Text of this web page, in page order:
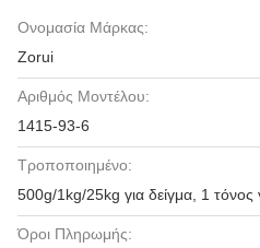
Ονομασία Μάρκας:
Zorui
Αριθμός Μοντέλου:
1415-93-6
Τροποποιημένο:
500g/1kg/25kg για δείγμα, 1 τόνος
Όροι Πληρωμής: